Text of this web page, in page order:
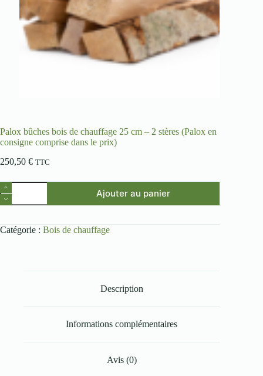
Palox bûches bois de chauffage 25 cm – 2 stères (Palox en
consigne comprise dans le prix)
250,50 € TTC
Ajouter au panier
Catégorie : Bois de chauffage
Description
Informations complémentaires
Avis (0)